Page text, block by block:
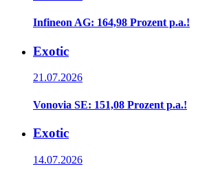
Infineon AG: 164,98 Prozent p.a.!
Exotic
21.07.2026
Vonovia SE: 151,08 Prozent p.a.!
Exotic
14.07.2026